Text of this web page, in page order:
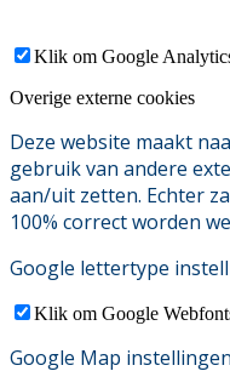
Klik om Google
Overige externe cookies
Deze website maakt
gebruik van andere
aan/uit zetten. Echter
100% correct worden
Google lettertype
Klik om Google
Google Map